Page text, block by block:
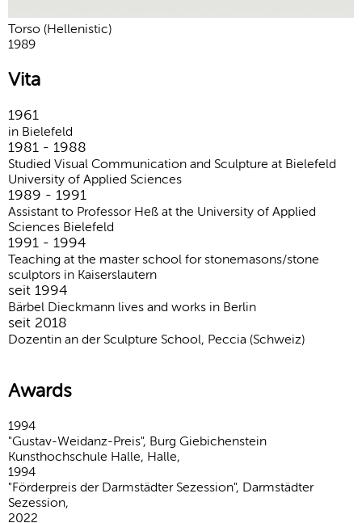
Torso (Hellenistic)
1989
Vita
1961
in Bielefeld
1981 - 1988
Studied Visual Communication and Sculpture at Bielefeld
University of Applied Sciences
1989 - 1991
Assistant to Professor Heß at the University of Applied
Sciences Bielefeld
1991 - 1994
Teaching at the master school for stonemasons/stone
sculptors in Kaiserslautern
seit 1994
Bärbel Dieckmann lives and works in Berlin
seit 2018
Dozentin an der Sculpture School, Peccia (Schweiz)
Awards
1994
"Gustav-Weidanz-Preis", Burg Giebichenstein
Kunsthochschule Halle, Halle,
1994
"Förderpreis der Darmstädter Sezession", Darmstädter
Sezession,
2022